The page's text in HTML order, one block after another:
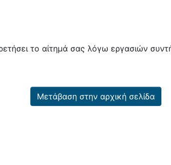
το αίτημά σας λόγω εργασιών
Μετάβαση στην αρχική σελίδα